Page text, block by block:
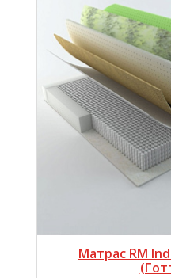
Матрас RM